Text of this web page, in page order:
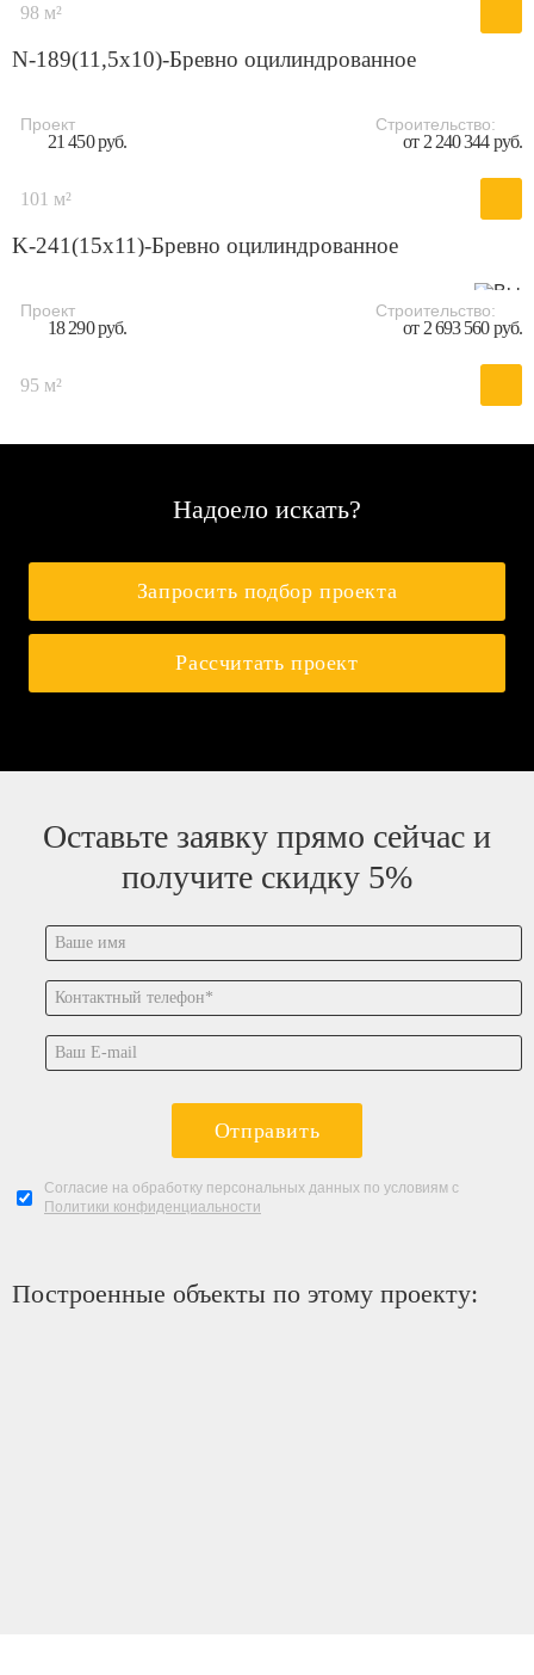
98 м²
N-189(11,5x10)-Бревно оцилиндрованное
Проект
21 450 руб.
Строительство:
от 2 240 344 руб.
101 м²
K-241(15x11)-Бревно оцилиндрованное
Проект
18 290 руб.
Строительство:
от 2 693 560 руб.
95 м²
Надоело искать?
Запросить подбор проекта
Рассчитать проект
Оставьте заявку прямо сейчас и
получите скидку 5%
Отправить
Согласие на обработку персональных данных по условиям с
Политики конфиденциальности
Построенные объекты по этому проекту: